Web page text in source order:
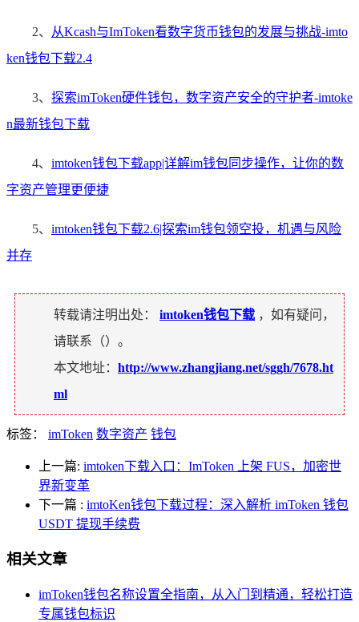
2、
从Kcash与ImToken看数字货币钱包的发展与挑战-imto
ken钱包下载2.4
3、 探索imToken硬件钱包，数字资产安全的守护者-imtoke
n最新钱包下载
4、 imtoken钱包下载app|详解im钱包同步操作，让你的数
字资产管理更便捷
5、 imtoken钱包下载2.6|探索im钱包领空投，机遇与风险
并存
转载请注明出处： imtoken钱包下载 ，如有疑问，
请联系（）。
本文地址： http://www.zhangjiang.net/sggh/7678.ht
ml
标签： imToken 数字资产 钱包
上一篇: imtoken下载入口：ImToken 上架 FUS，加密世
界新变革
下一篇 : imtoKen钱包下载过程：深入解析 imToken 钱包
USDT 提现手续费
相关文章
imToken钱包名称设置全指南，从入门到精通，轻松打造
专属钱包标识